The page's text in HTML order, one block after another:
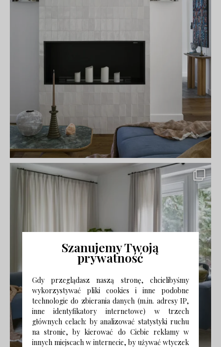
Szanujemy Twoją
prywatność
Gdy przeglądasz naszą stronę, chcielibyśmy
wykorzystywać pliki cookies i inne podobne
technologie do zbierania danych (m.in. adresy IP,
inne identyfikatory internetowe) w trzech
głównych celach: by analizować statystyki ruchu
na stronie, by kierować do Ciebie reklamy w
innych miejscach w internecie, by używać wtyczek